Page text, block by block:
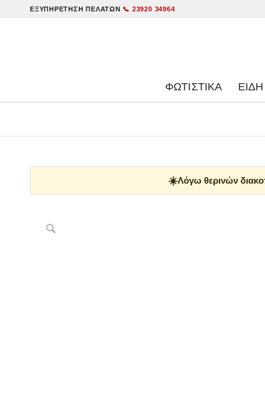
ΕΞΥΠΗΡΈΤΗΣΗ ΠΕΛΑΤΏΝ 📞 23920 34964
ΦΩΤΙΣΤΙΚΑ
☀️Λόγω θερινών